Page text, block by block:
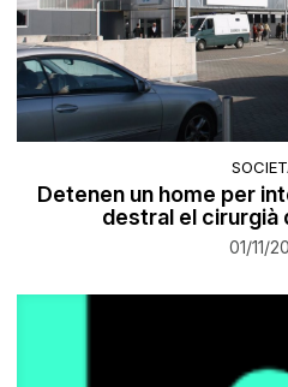
Detenen un home per
destral el cirurgià
01/11/